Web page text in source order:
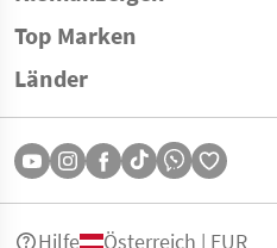
Top Marken
Länder
Hilfe Österreich | EUR